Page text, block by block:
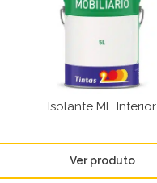
Isolante ME Interior